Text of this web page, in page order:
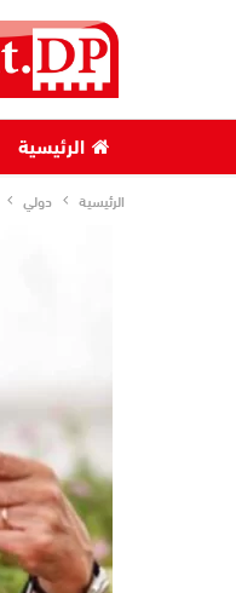
الرئيسية
الرئيسية دولي